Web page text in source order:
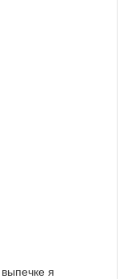
я